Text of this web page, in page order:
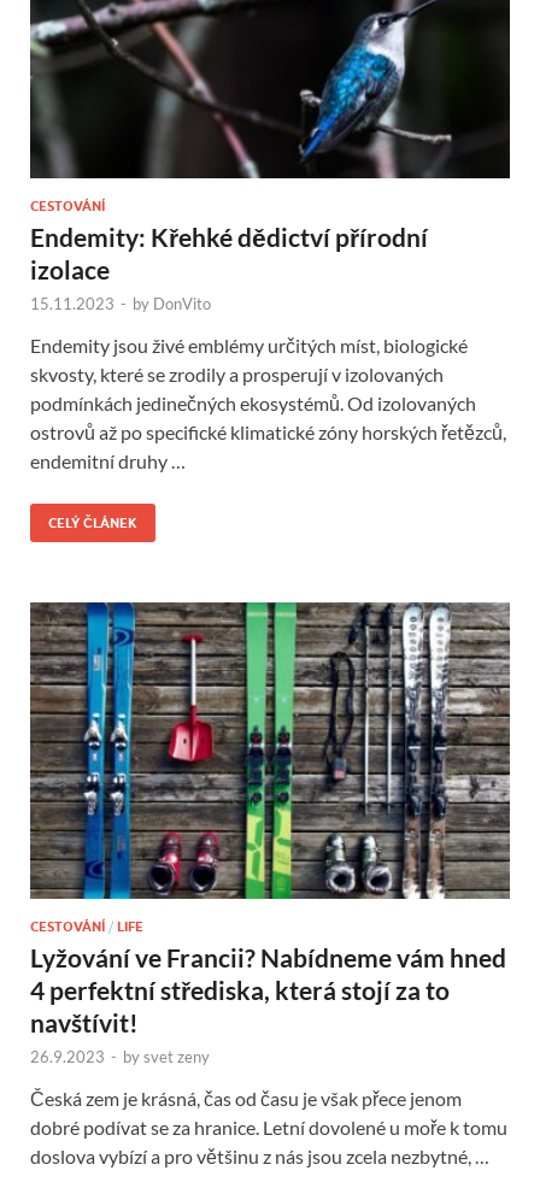
CESTOVÁNÍ
Endemity: Křehké dědictví přírodní
izolace
15.11.2023 - by DonVito
Endemity jsou živé emblémy určitých míst, biologické
skvosty, které se zrodily a prosperují v izolovaných
podmínkách jedinečných ekosystémů. Od izolovaných
ostrovů až po specifické klimatické zóny horských řetězců,
endemitní druhy …
CELÝ ČLÁNEK
CESTOVÁNÍ / LIFE
Lyžování ve Francii? Nabídneme vám hned
4 perfektní střediska, která stojí za to
navštívit!
26.9.2023 - bysvet zeny
Česká zem je krásná, čas od času je však přece jenom
dobré podívat se za hranice. Letní dovolené u moře k tomu
doslova vybízí a pro většinu z nás jsou zcela nezbytné, …